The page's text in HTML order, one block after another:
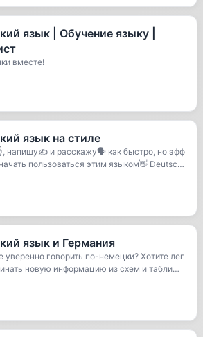
язык | Обучение языку |
вместе!
язык на стиле
напишу✍ и расскажу🗣 как быстро, но эфф
пользоваться этим языком👋 Deutsch
язык и Германия
уверенно говорить по-немецки? Хотите лег
новую информацию из схем и табли